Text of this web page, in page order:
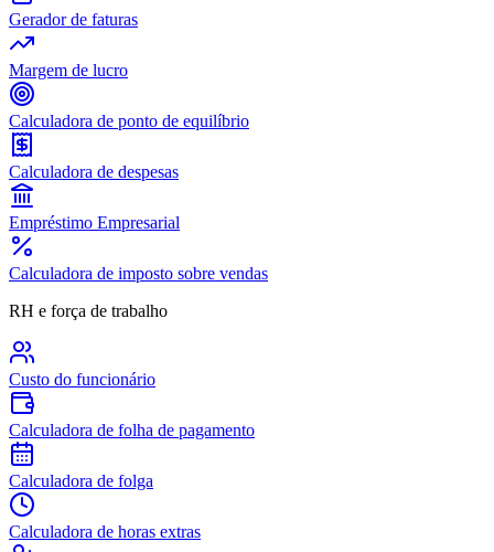
Gerador de faturas
Margem de lucro
Calculadora de ponto de equilíbrio
Calculadora de despesas
Empréstimo Empresarial
Calculadora de imposto sobre vendas
RH e força de trabalho
Custo do funcionário
Calculadora de folha de pagamento
Calculadora de folga
Calculadora de horas extras